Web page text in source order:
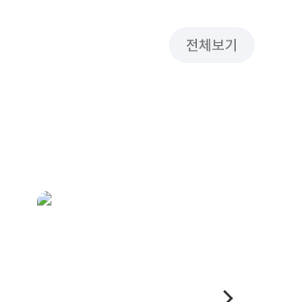
전체보기